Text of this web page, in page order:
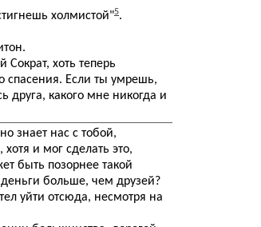
холмистой"5.
хоть теперь
спасения. Если ты умрешь,
друга, какого мне никогда и
знает нас с тобой,
хотя и мог сделать это,
быть позорнее такой
больше, чем друзей?
уйти отсюда, несмотря на